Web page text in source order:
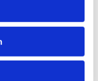
aansluit